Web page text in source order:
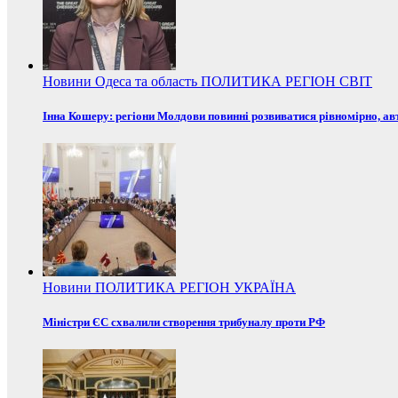
Новини Одеса та область ПОЛИТИКА РЕГІОН СВІТ
Інна Кошеру: регіони Молдови повинні розвиватися рівномірно,
Новини ПОЛИТИКА РЕГІОН УКРАЇНА
Міністри ЄС схвалили створення трибуналу проти РФ